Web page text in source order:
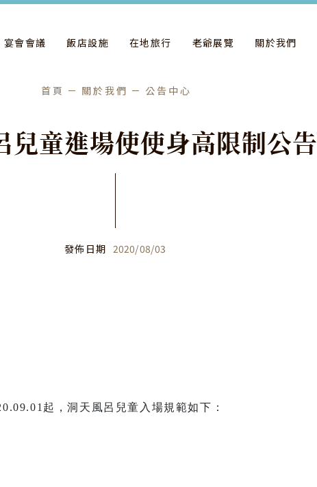
宴會會議 飯店設施 在地旅行 老爺展覽 關於我們
首頁 關於我們 公告中心
兒童進場使使身高限制公告
發佈日期 2020/08/03
起，洞天風呂兒童入場規範如下：